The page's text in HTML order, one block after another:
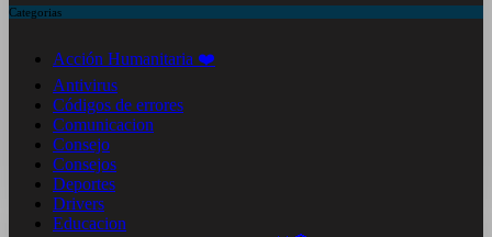
Categorias
Acción Humanitaria ❤️
Antivirus
Códigos de errores
Comunicacion
Consejo
Consejos
Deportes
Drivers
Educacion